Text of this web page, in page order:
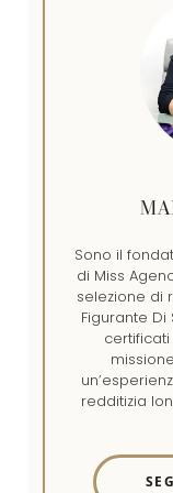
Sono il
di Miss
selezione di
Figurante
redditizia